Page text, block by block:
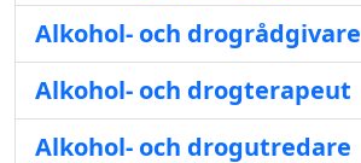
Alkohol- och drogrådgivare
Alkohol- och drogterapeut
Alkohol- och drogutredare